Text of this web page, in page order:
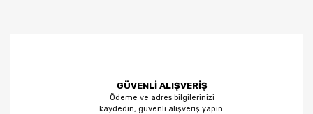
GÜVENLİ ALIŞVERİŞ
Ödeme ve adres bilgilerinizi
kaydedin, güvenli alışveriş yapın.